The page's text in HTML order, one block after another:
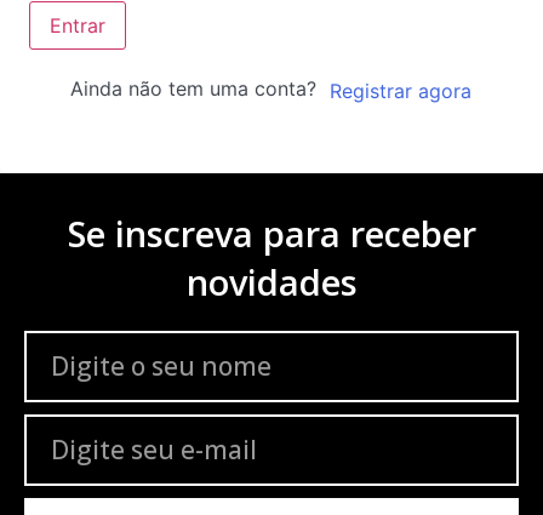
Entrar
Ainda não tem uma conta? Registrar agora
Se inscreva para receber
novidades